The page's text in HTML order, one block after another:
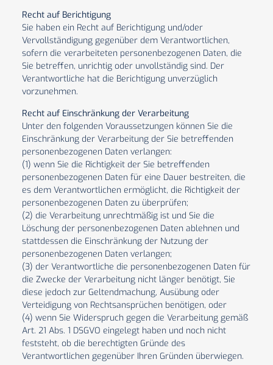
Recht auf Berichtigung
Sie haben ein Recht auf Berichtigung und/oder
Vervollständigung gegenüber dem Verantwortlichen,
sofern die verarbeiteten personenbezogenen Daten, die
Sie betreffen, unrichtig oder unvollständig sind. Der
Verantwortliche hat die Berichtigung unverzüglich
vorzunehmen.
Recht auf Einschränkung der Verarbeitung
Unter den folgenden Voraussetzungen können Sie die
Einschränkung der Verarbeitung der Sie betreffenden
personenbezogenen Daten verlangen:
(1) wenn Sie die Richtigkeit der Sie betreffenden
personenbezogenen Daten für eine Dauer bestreiten, die
es dem Verantwortlichen ermöglicht, die Richtigkeit der
personenbezogenen Daten zu überprüfen;
(2) die Verarbeitung unrechtmäßig ist und Sie die
Löschung der personenbezogenen Daten ablehnen und
stattdessen die Einschränkung der Nutzung der
personenbezogenen Daten verlangen;
(3) der Verantwortliche die personenbezogenen Daten für
die Zwecke der Verarbeitung nicht länger benötigt, Sie
diese jedoch zur Geltendmachung, Ausübung oder
Verteidigung von Rechtsansprüchen benötigen, oder
(4) wenn Sie Widerspruch gegen die Verarbeitung gemäß
Art. 21 Abs. 1 DSGVO eingelegt haben und noch nicht
feststeht, ob die berechtigten Gründe des
Verantwortlichen gegenüber Ihren Gründen überwiegen.